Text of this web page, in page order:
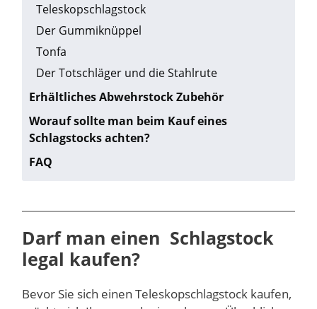
Teleskopschlagstock
Der Gummiknüppel
Tonfa
Der Totschläger und die Stahlrute
Erhältliches Abwehrstock Zubehör
Worauf sollte man beim Kauf eines
Schlagstocks achten?
FAQ
Darf man einen Schlagstock
legal kaufen?
Bevor Sie sich einen Teleskopschlagstock kaufen,